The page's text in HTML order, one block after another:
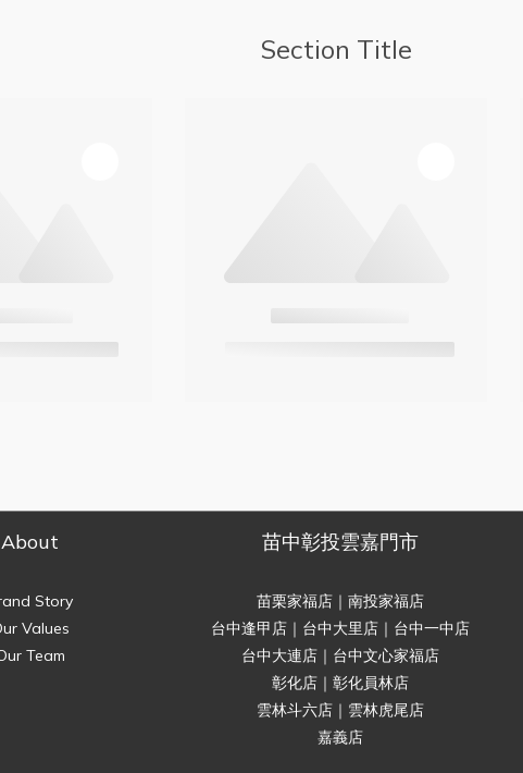
Section Title
About
Story
Values
Team
苗中彰投雲嘉門市
苗栗家福店｜南投家福店
台中逢甲店｜台中大里店｜台中一中店
台中大連店｜台中文心家福店
彰化店｜彰化員林店
雲林斗六店｜雲林虎尾店
嘉義店